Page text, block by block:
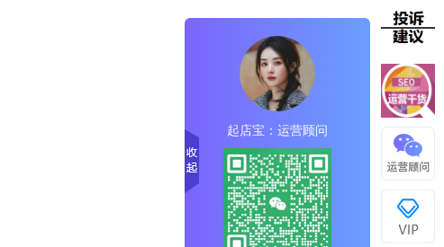
起店宝：运营顾问